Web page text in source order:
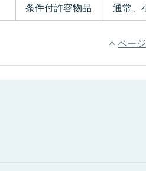
条件付許容物品 通常、
ペー